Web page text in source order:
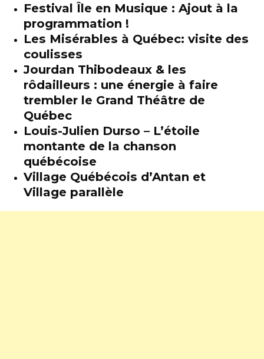
Festival Île en Musique : Ajout à la
programmation !
Les Misérables à Québec: visite des
coulisses
Jourdan Thibodeaux & les
rôdailleurs : une énergie à faire
trembler le Grand Théâtre de
Québec
Louis-Julien Durso – L’étoile
montante de la chanson
québécoise
Village Québécois d’Antan et
Village parallèle